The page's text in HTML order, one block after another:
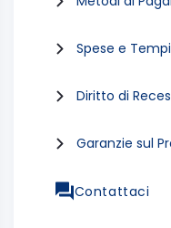
Spese e
Diritto di
Garanzie sul
Contattaci